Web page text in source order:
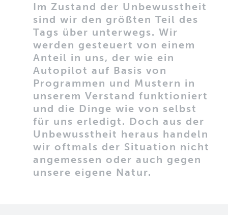
Im Zustand der Unbewusstheit
sind wir den größten Teil des
Tags über unterwegs. Wir
werden gesteuert von einem
Anteil in uns, der wie ein
Autopilot auf Basis von
Programmen und Mustern in
unserem Verstand funktioniert
und die Dinge wie von selbst
für uns erledigt. Doch aus der
Unbewusstheit heraus handeln
wir oftmals der Situation nicht
angemessen oder auch gegen
unsere eigene Natur.